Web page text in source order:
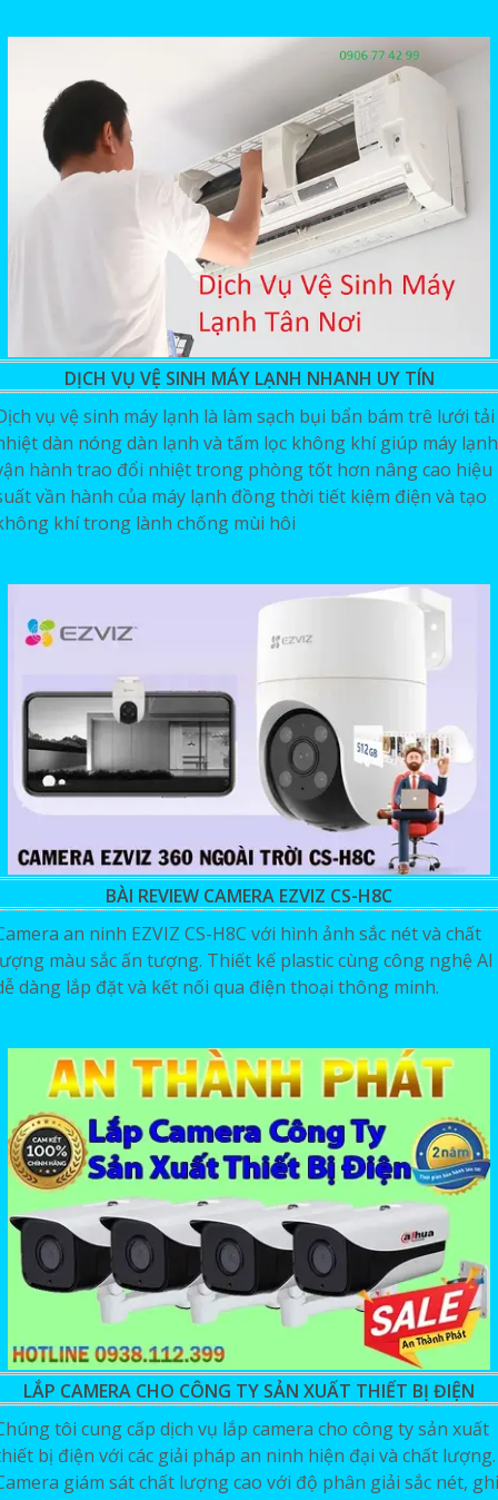
DỊCH VỤ VỆ SINH MÁY LẠNH NHANH UY TÍN
vụ vệ sinh máy lạnh là làm sạch bụi bẩn bám trê lưới tải
dàn nóng dàn lạnh và tấm lọc không khí giúp máy lạnh
hành trao đổi nhiệt trong phòng tốt hơn nâng cao hiệu
vần hành của máy lạnh đồng thời tiết kiệm điện và tạo
khí trong lành chống mùi hôi
BÀI REVIEW CAMERA EZVIZ CS-H8C
an ninh EZVIZ CS-H8C với hình ảnh sắc nét và chất
màu sắc ấn tượng. Thiết kế plastic cùng công nghệ AI
dàng lắp đặt và kết nối qua điện thoại thông minh.
LẮP CAMERA CHO CÔNG TY SẢN XUẤT THIẾT BỊ ĐIỆN
tôi cung cấp dịch vụ lắp camera cho công ty sản xuất
bị điện với các giải pháp an ninh hiện đại và chất lượng.
giám sát chất lượng cao với độ phân giải sắc nét, ghi